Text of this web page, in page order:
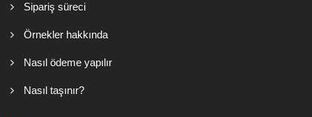
Sipariş süreci
Örnekler hakkında
Nasıl ödeme yapılır
Nasıl taşınır?